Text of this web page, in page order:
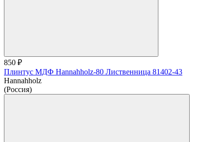
850 ₽
Плинтус МДФ Hannahholz-80 Лиственница 81402-43
Hannahholz
(Россия)